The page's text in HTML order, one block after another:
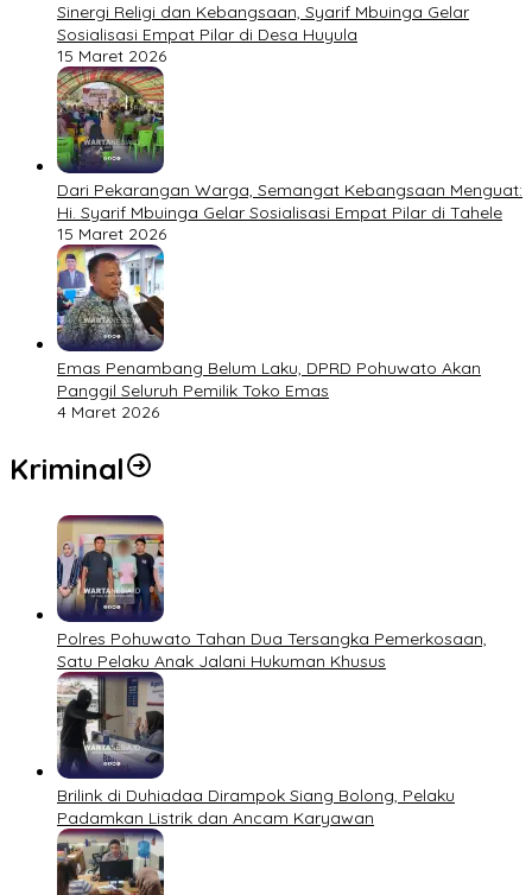
Sinergi Religi dan Kebangsaan, Syarif Mbuinga Gelar
Sosialisasi Empat Pilar di Desa Huyula
15 Maret 2026
Dari Pekarangan Warga, Semangat Kebangsaan Menguat:
Hi. Syarif Mbuinga Gelar Sosialisasi Empat Pilar di Tahele
15 Maret 2026
Emas Penambang Belum Laku, DPRD Pohuwato Akan
Panggil Seluruh Pemilik Toko Emas
4 Maret 2026
Kriminal
Polres Pohuwato Tahan Dua Tersangka Pemerkosaan,
Satu Pelaku Anak Jalani Hukuman Khusus
Brilink di Duhiadaa Dirampok Siang Bolong, Pelaku
Padamkan Listrik dan Ancam Karyawan